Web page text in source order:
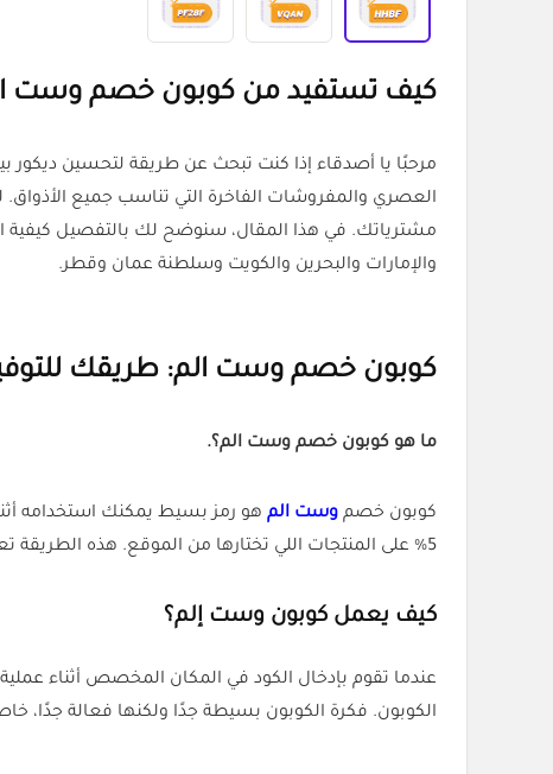
كيف تستفيد من كوبون خصم وست
مرحبًا يا أصدقاء إذا كنت تبحث عن طريقة لتحسين ديكور
العصري والمفروشات الفاخرة التي تناسب جميع الأذواق.
مشترياتك. في هذا المقال، سنوضح لك بالتفصيل كيفية
والإمارات والبحرين والكويت وسلطنة عمان وقطر.
كوبون خصم وست الم: طريقك
ما هو كوبون خصم وست الم؟.
كوبون خصم وست الم هو رمز بسيط يمكنك استخدامه
5% على المنتجات اللي تختارها من الموقع. هذه الطريقة تعتبر واحدة من أكثر الطرق شيوعًا لتوفير المال، خاصة عندما تكون الأسعار مرتفعة مثل الأثاث والديكور.
كيف يعمل كوبون وست إلم؟
عندما تقوم بإدخال الكود في المكان المخصص أثناء
الكوبون. فكرة الكوبون بسيطة جدًا ولكنها فعالة جدًا،